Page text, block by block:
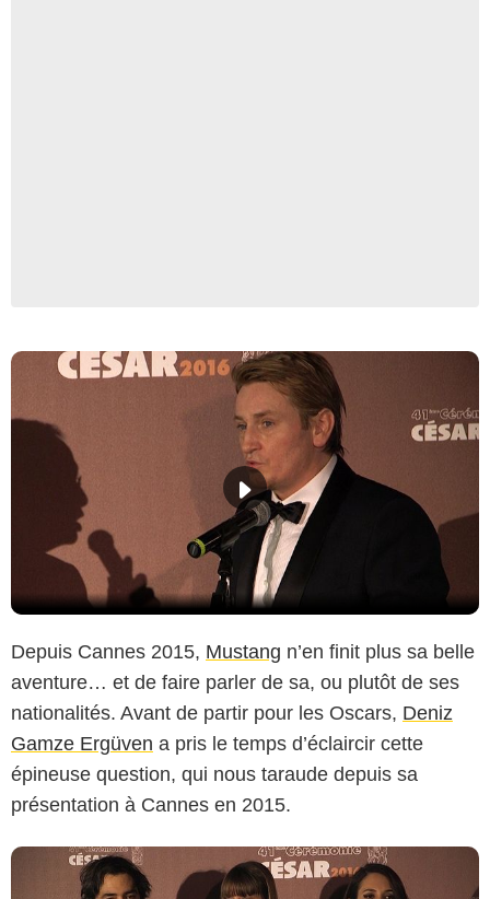
Depuis Cannes 2015, Mustang n’en finit plus sa belle
aventure… et de faire parler de sa, ou plutôt de ses
nationalités. Avant de partir pour les Oscars, Deniz
Gamze Ergüven a pris le temps d’éclaircir cette
épineuse question, qui nous taraude depuis sa
présentation à Cannes en 2015.